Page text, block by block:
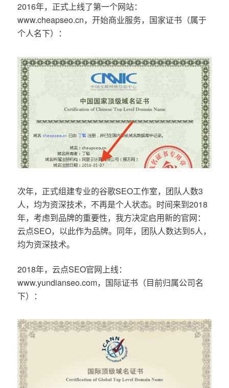
2016年，正式上线了第一个网站：
www.cheapseo.cn，开始商业服务，国家证书（属于
个人名下）：
次年，正式组建专业的谷歌SEO工作室，团队人数3
人，均为资深技术，不再是个人状态。时间来到2018
年，考虑到品牌的重要性，我方决定启用新的官网：
云点SEO，以此作为品牌。同年，团队人数达到5人，
均为资深技术。
2018年，云点SEO官网上线：
www.yundianseo.com，国际证书（目前归属公司名
下）：